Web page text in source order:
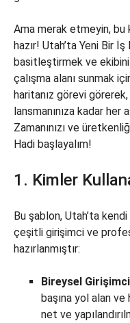
Ama merak etmeyin, bu
hazır! Utah’ta Yeni Bir
basitleştirmek ve
çalışma alanı sunmak
haritanız görevi görerek,
lansmanınıza kadar her
Zamanınızı ve
Hadi başlayalım!
1. Kimler
Bu şablon, Utah’ta
çeşitli girişimci ve
hazırlanmıştır:
Bireysel
başına yol alan ve
net ve